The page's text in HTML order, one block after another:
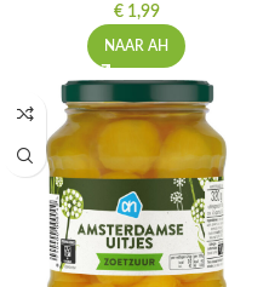
€1,99
NAAR AH